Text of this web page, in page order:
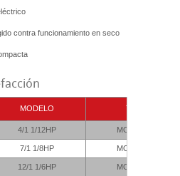
contra funcionamiento en seco
MODELO TENSIÓN
4/1 1/12HP MONOFASICO
7/1 1/8HP MONOFASICO
12/1 1/6HP MONOFASICO